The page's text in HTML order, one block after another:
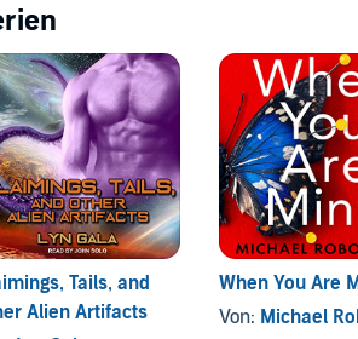
Tails, and
Alien Artifacts
When You Are
Von: Michael